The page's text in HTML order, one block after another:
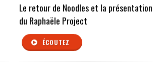
Le retour de Noodles et la présentation
du Raphaële Project
ÉCOUTEZ